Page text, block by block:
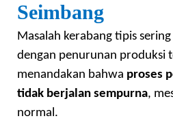
Seimbang
Masalah kerabang tipis
dengan penurunan produksi
menandakan bahwa proses
tidak berjalan sempurna,
normal.